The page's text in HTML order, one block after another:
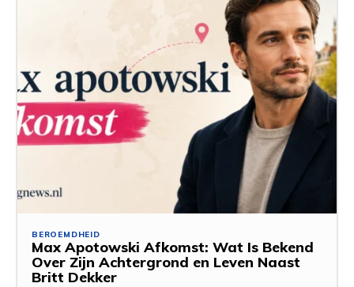
BEROEMDHEID
Max Apotowski Afkomst: Wat Is Bekend
Over Zijn Achtergrond en Leven Naast
Britt Dekker